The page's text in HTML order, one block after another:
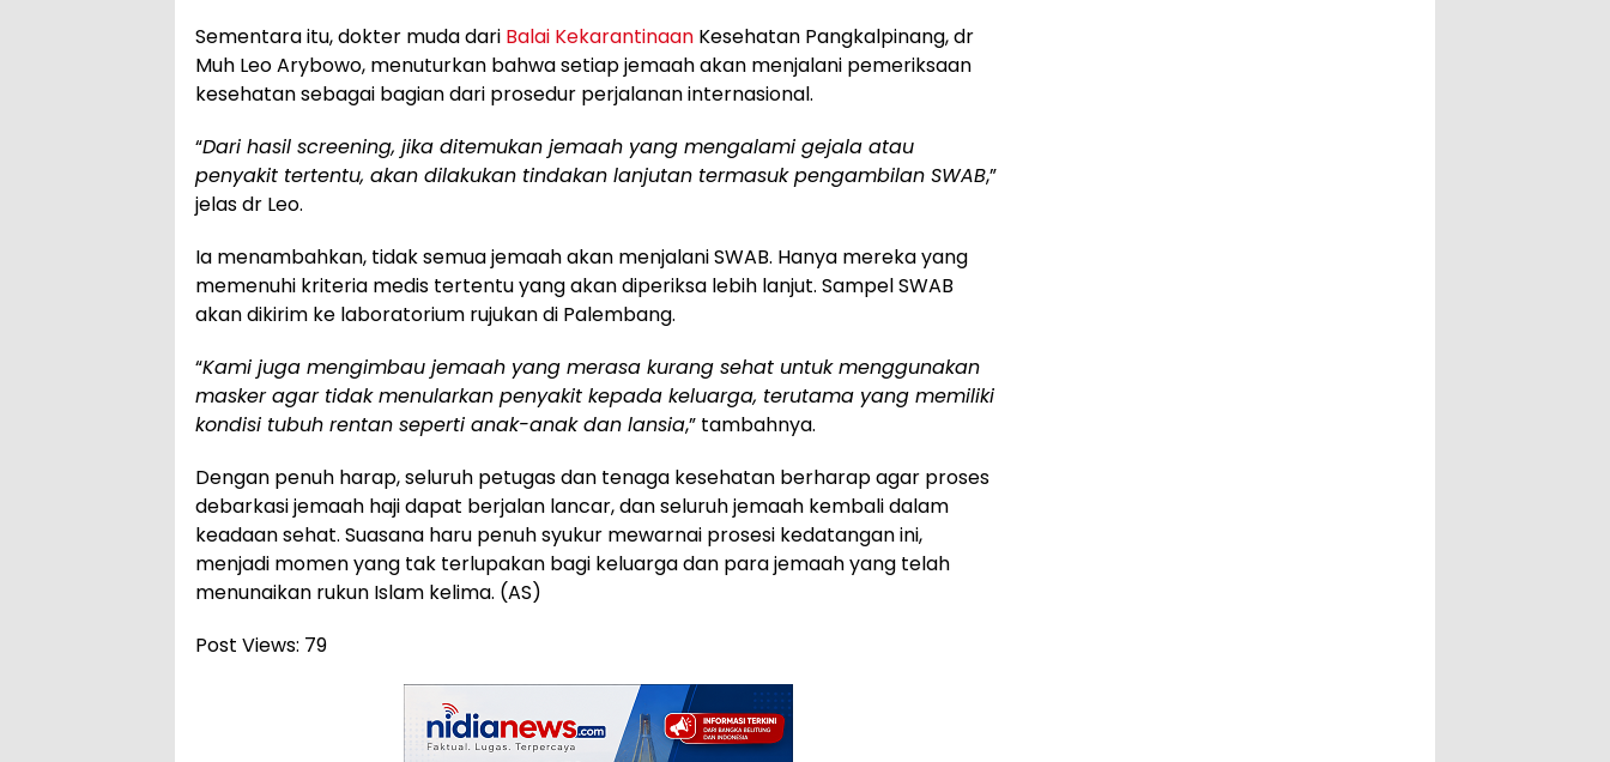
Sementara itu, dokter muda dari Balai Kekarantinaan Kesehatan Pangkalpinang, dr
Muh Leo Arybowo, menuturkan bahwa setiap jemaah akan menjalani pemeriksaan
kesehatan sebagai bagian dari prosedur perjalanan internasional.
“Dari hasil screening, jika ditemukan jemaah yang mengalami gejala atau
penyakit tertentu, akan dilakukan tindakan lanjutan termasuk pengambilan SWAB,”
jelas dr Leo.
Ia menambahkan, tidak semua jemaah akan menjalani SWAB. Hanya mereka yang
memenuhi kriteria medis tertentu yang akan diperiksa lebih lanjut. Sampel SWAB
akan dikirim ke laboratorium rujukan di Palembang.
“Kami juga mengimbau jemaah yang merasa kurang sehat untuk menggunakan
masker agar tidak menularkan penyakit kepada keluarga, terutama yang memiliki
kondisi tubuh rentan seperti anak-anak dan lansia,” tambahnya.
Dengan penuh harap, seluruh petugas dan tenaga kesehatan berharap agar proses
debarkasi jemaah haji dapat berjalan lancar, dan seluruh jemaah kembali dalam
keadaan sehat. Suasana haru penuh syukur mewarnai prosesi kedatangan ini,
menjadi momen yang tak terlupakan bagi keluarga dan para jemaah yang telah
menunaikan rukun Islam kelima. (AS)
Post Views: 79